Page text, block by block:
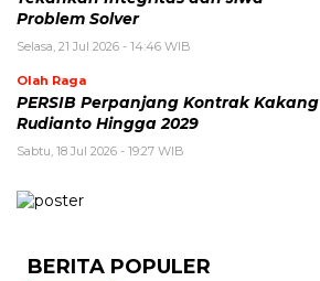
Problem Solver
Selasa, 21 Jul 2026 - 14:46 WIB
Olah Raga
PERSIB Perpanjang Kontrak Kakang
Rudianto Hingga 2029
Sabtu, 18 Jul 2026 - 19:27 WIB
BERITA POPULER